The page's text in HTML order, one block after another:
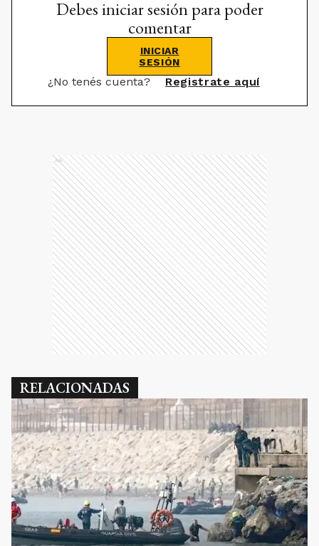
Debes iniciar sesión para poder
comentar
INICIAR
SESIÓN
¿No tenés cuenta? Registrate aquí
Ads
RELACIONADAS